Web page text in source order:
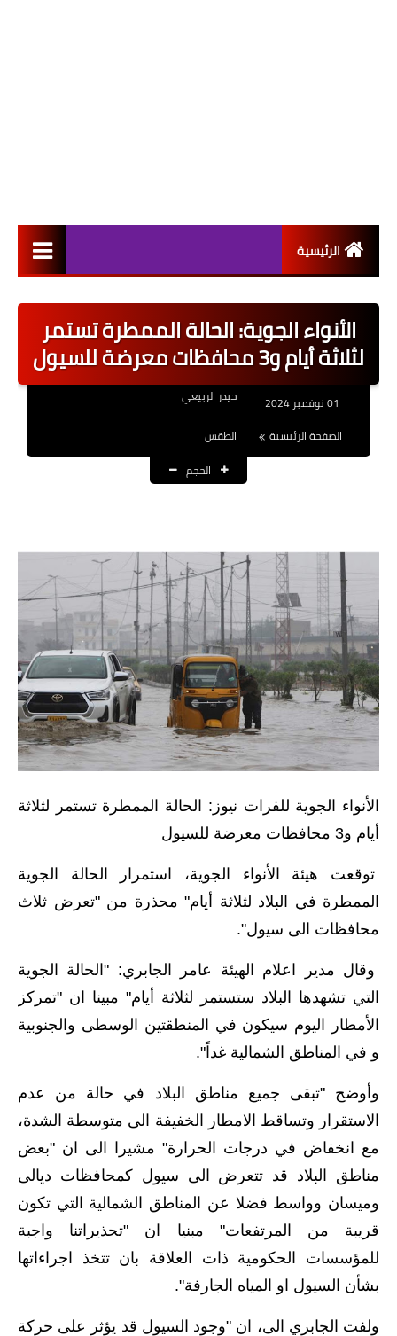
الرئيسية
اخبار القطاع العام
اخبار القطاع الخاص
العقود والاجور اليومية
القروض والسلف
المنح المالية
قطع الاراضي
اخبار العراق
الاخبار السياسية
الاخبار الاقتصادية
الاخبار الرياضية
المدارس
نتائج الامتحانات
المرحلة الابتدائية
المرحلة الاعدادية
اسئلة وزارية
المرحلة الابتدائية
المرحلة المتوسطة
مرشحات
الأنواء الجوية: الحالة الممطرة تستمر
لثلاثة أيام و3 محافظات معرضة للسيول
حيدر الربيعي
الصفحة الرئيسية
الطقس
الحجم
الأنواء الجوية للفرات نيوز: الحالة الممطرة تستمر لثلاثة
أيام و3 محافظات معرضة للسيول
توقعت هيئة الأنواء الجوية، استمرار الحالة الجوية
الممطرة في البلاد لثلاثة أيام" محذرة من "تعرض ثلاث
محافظات الى سيول".
وقال مدير اعلام الهيئة عامر الجابري: "الحالة الجوية
التي تشهدها البلاد ستستمر لثلاثة أيام" مبينا ان "تمركز
الأمطار اليوم سيكون في المنطقتين الوسطى والجنوبية
و في المناطق الشمالية غداً".
وأوضح "تبقى جميع مناطق البلاد في حالة من عدم
الاستقرار وتساقط الامطار الخفيفة الى متوسطة الشدة،
مع انخفاض في درجات الحرارة" مشيرا الى ان "بعض
مناطق البلاد قد تتعرض الى سيول كمحافظات ديالى
وميسان وواسط فضلا عن المناطق الشمالية التي تكون
قريبة من المرتفعات" مبنيا ان "تحذيراتنا واجبة
للمؤسسات الحكومية ذات العلاقة بان تتخذ اجراءاتها
بشأن السيول او المياه الجارفة".
ولفت الجابري الى، ان "وجود السيول قد يؤثر على حركة